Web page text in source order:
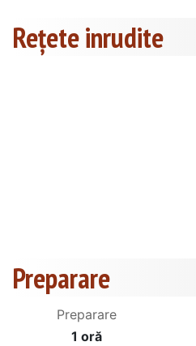
Rețete inrudite
Preparare
Preparare
1 oră